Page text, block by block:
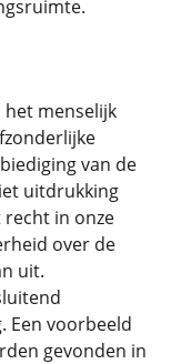
menselijk
van de
uitdrukking
recht in onze
over de
uit.
Een voorbeeld
gevonden in